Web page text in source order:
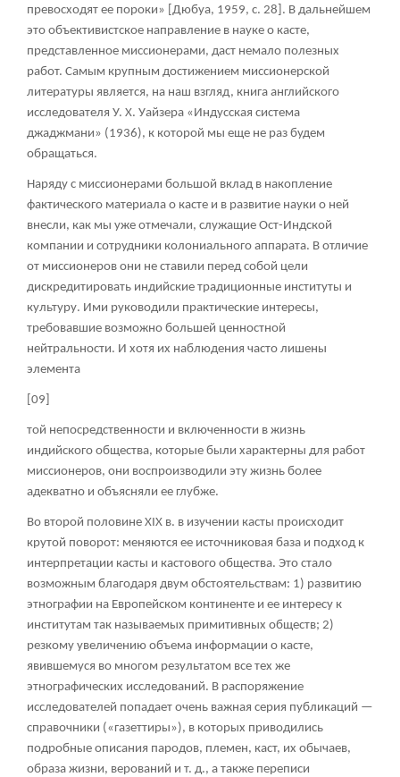
превосходят ее пороки» [Дюбуа, 1959, с. 28]. В дальнейшем
это объективистское направление в науке о касте,
представленное миссионерами, даст немало полезных
работ. Самым крупным достижением миссионерской
литературы является, на наш взгляд, книга английского
исследователя У. X. Уайзера «Индусская система
джаджмани» (1936), к которой мы еще не раз будем
обращаться.
Наряду с миссионерами большой вклад в накопление
фактического материала о касте и в развитие науки о ней
внесли, как мы уже отмечали, служащие Ост-Индской
компании и сотрудники колониального аппарата. В отличие
от миссионеров они не ставили перед собой цели
дискредитировать индийские традиционные институты и
культуру. Ими руководили практические интересы,
требовавшие возможно большей ценностной
нейтральности. И хотя их наблюдения часто лишены
элемента
[09]
той непосредственности и включенности в жизнь
индийского общества, которые были характерны для работ
миссионеров, они воспроизводили эту жизнь более
адекватно и объясняли ее глубже.
Во второй половине XIX в. в изучении касты происходит
крутой поворот: меняются ее источниковая база и подход к
интерпретации касты и кастового общества. Это стало
возможным благодаря двум обстоятельствам: 1) развитию
этнографии на Европейском континенте и ее интересу к
институтам так называемых примитивных обществ; 2)
резкому увеличению объема информации о касте,
явившемуся во многом результатом все тех же
этнографических исследований. В распоряжение
исследователей попадает очень важная серия публикаций —
справочники («газеттиры»), в которых приводились
подробные описания пародов, племен, каст, их обычаев,
образа жизни, верований и т. д., а также переписи